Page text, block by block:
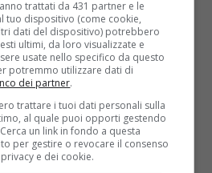
di denaro
hanno
delle attività
portato all’arresto
dei due uomini. Il
tanto stupefacente
trattati da 431 partner e le
tuo dispositivo (come cookie,
dati del dispositivo) potrebbero
ultimi, da loro visualizzate e
usate nello specifico da questo
potremmo utilizzare dati di
dei partner.
trattare i tuoi dati personali sulla
al quale puoi opporti gestendo
un link in fondo a questa
per gestire o revocare il consenso
e dei cookie.